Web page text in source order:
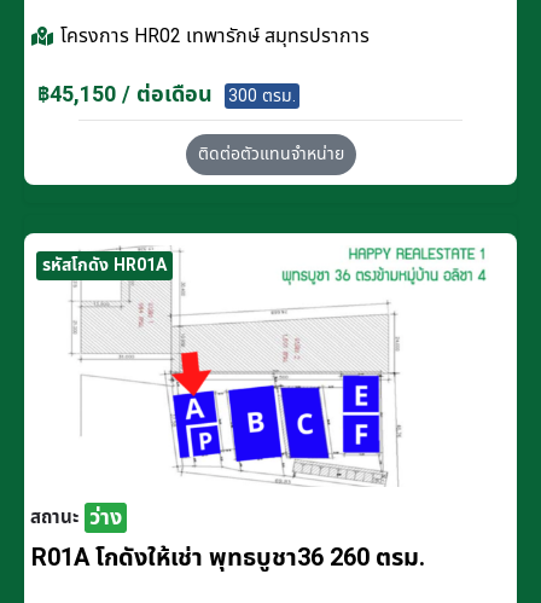
โครงการ HR02 เทพารักษ์ สมุทรปราการ
฿45,150 / ต่อเดือน 300 ตรม.
ติดต่อตัวแทนจำหน่าย
รหัสโกดัง HR01A
สถานะ ว่าง
R01A โกดังให้เช่า พุทธบูชา36 260 ตรม.